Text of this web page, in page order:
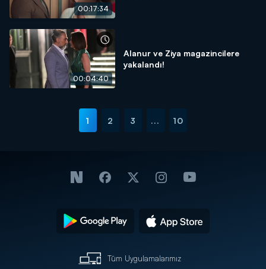
00:17:34
00:04:40
Alanur ve Ziya magazincilere
yakalandı!
1 2 3 ... 10
Tüm Uygulamalarımız